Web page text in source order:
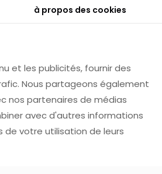
à propos des cookies
et les publicités, fournir des
Nous partageons également
nos partenaires de médias
avec d'autres informations
de votre utilisation de leurs